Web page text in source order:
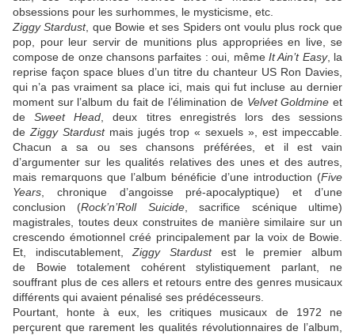
obsessions pour les surhommes, le mysticisme, etc.
Ziggy Stardust, que Bowie et ses Spidersont voulu plus rock que
pop, pour leur servir de munitions plus appropriées en live, se
compose de onze chansons parfaites : oui, même It Ain’t Easy, la
reprise façon space blues d’un titre du chanteur US Ron Davies
qui n’a pas vraiment sa place ici, mais qui fut incluse au dernier
moment sur l’album du fait de l’élimination de Velvet Goldmine et
deSweet Head , deux titres enregistrés lors des sessions
de Ziggy Stardustmais jugés trop « sexuels », est impeccable.
Chacun a sa ou ses chansons préférées, et il est vain
d’argumenter sur les qualités relatives des unes et des autres,
mais remarquons que l’album bénéficie d’une introduction (Five
Years , chronique d’angoisse pré-apocalyptique) et d’une
conclusion (Rock’n’Roll Suicide, sacrifice scénique ultime)
magistrales, toutes deux construites de manière similaire sur un
crescendo émotionnel créé principalement par la voix de Bowie
Et, indiscutablement,Ziggy Stardustest le premier album
de Bowie totalement cohérent stylistiquement parlant, ne
souffrant plus de ces allers et retours entre des genres musicaux
différents qui avaient pénalisé ses prédécesseurs.
Pourtant, honte à eux, les critiques musicaux de 1972 ne
perçurent que rarement les qualités révolutionnaires de l’album,